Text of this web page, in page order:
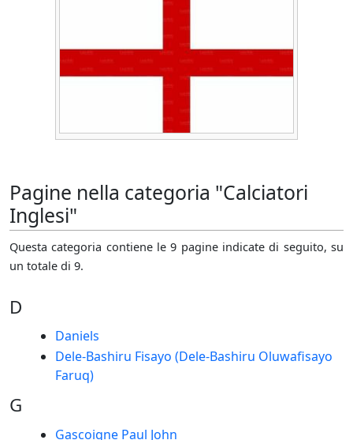
Pagine nella categoria "Calciatori
Inglesi"
Questa categoria contiene le 9 pagine indicate di seguito, su
un totale di 9.
D
Daniels
Dele-Bashiru Fisayo (Dele-Bashiru Oluwafisayo
Faruq)
G
Gascoigne Paul John